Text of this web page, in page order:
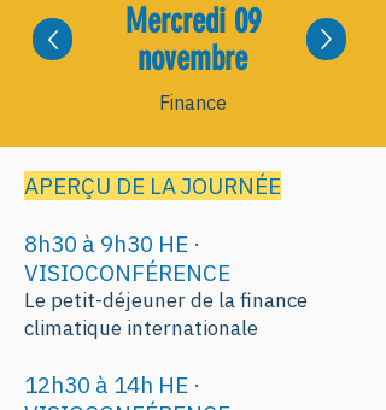
Mercredi 09
novembre
Finance
APERÇU DE LA JOURNÉE
8h30 à 9h30 HE ·
VISIOCONFÉRENCE
Le petit-déjeuner de la finance
climatique internationale
12h30 à 14h HE ·